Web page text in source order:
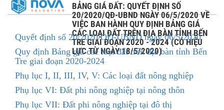
BẢNG GIÁ ĐẤT: QUYẾT ĐỊNH SỐ
20/2020/QĐ-UBND NGÀY 06/5/2020 VỀ
VIỆC BAN HÀNH QUY ĐỊNH BẢNG GIÁ
CÁC LOẠI ĐẤT TRÊN ĐỊA BÀN TỈNH BẾN
TRE GIAI ĐOẠN 2020 - 2024 (CÓ HIỆU
LỰC TỪ NGÀY 18/5/2020)
Quyết định số 20/2020/QĐ-UBND ngày 06/5/2020
Quy định Bảng giá các loại đất trên địa bàn tỉnh Bến
Tre giai đoạn 2020-2024
Phụ lục I, II, III, IV, V: Các loại đất nông nghiệp
Phụ lục VI: Đất phi nông nghiệp tại nông thôn
Phụ lục VII: Đất phi nông nghiệp tại đô thị